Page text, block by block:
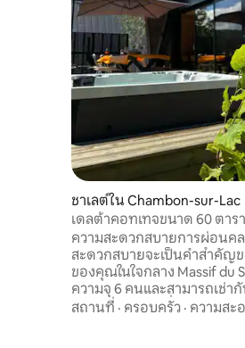
ชาเลต์ใน Chambon-sur-Lac
เดลต้าคอทเทจขนาด 60 ตาร
ระเบียงและสปาส่วนตัว
ความสะดวกสบายการผ่อนค
สะดวกสบายจะเป็นคำสำคัญ
ของคุณในใจกลาง Massif du Sancy
ความจุ 6 คนและสามารถเช่า
เดลต้าข้างบ้านเพื่อรองรับได้ 12 คน
สถานที่ · ครอบครัว · ความสะ